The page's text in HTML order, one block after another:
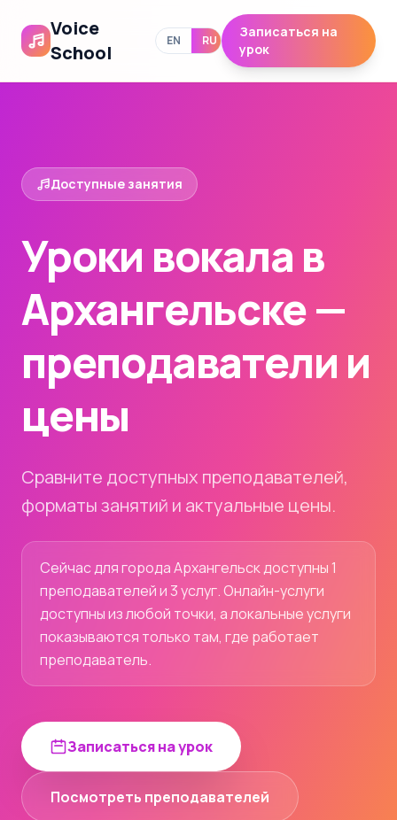
Voice
School
EN RU
Записаться на
урок
Доступные занятия
Уроки вокала в
Архангельске —
преподаватели и
цены
Сравните доступных преподавателей,
форматы занятий и актуальные цены.
Сейчас для города Архангельск доступны 1
преподавателей и 3 услуг. Онлайн-услуги
доступны из любой точки, а локальные услуги
показываются только там, где работает
преподаватель.
Записаться на урок
Посмотреть преподавателей